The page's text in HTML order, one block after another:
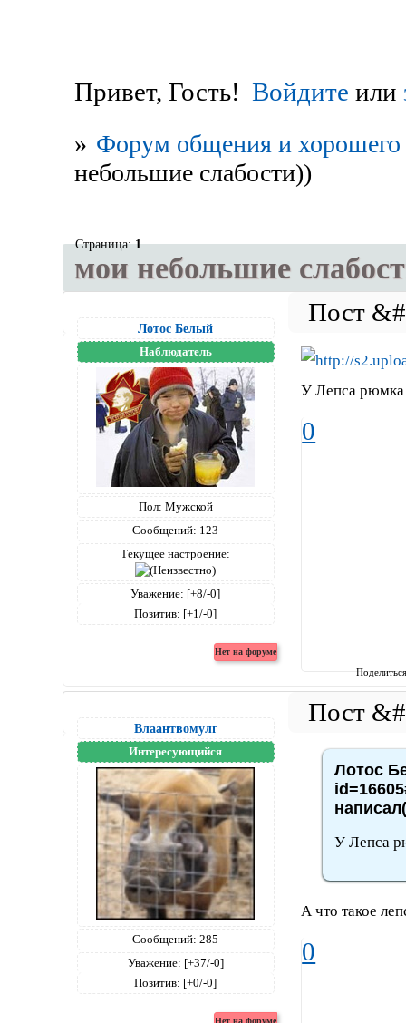
Привет, Гость! Войдите или
» Форум общения и хорошего
небольшие слабости))
мои небольшие
Страница:1
Лотос Белый
Наблюдатель
Пол: Мужской
Сообщений: 123
Текущее настроение:
Уважение: [+8/-0]
Позитив: [+1/-0]
У Лепса рюмка
0
Влаантвомулг
Интересующийся
Сообщений: 285
Уважение: [+37/-0]
Позитив: [+0/-0]
Лотос
У Лепса
А что такое
0